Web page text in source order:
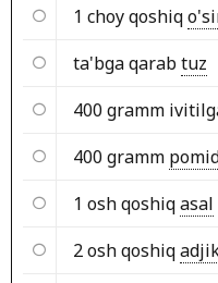
1 choy qoshiq
ta'bga qarabtuz
400 gramm
400 gramm
1 osh qoshiqasal
2 osh qoshiq